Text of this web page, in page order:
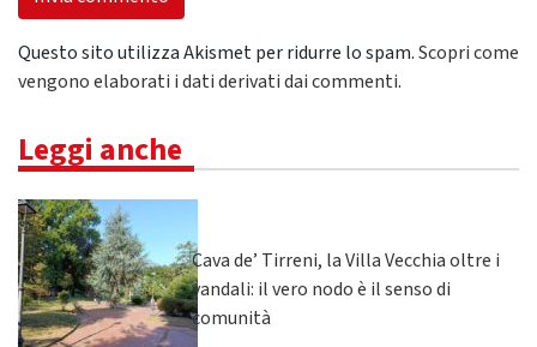
Questo sito utilizza Akismet per ridurre lo spam.Scopri come
vengono elaborati i dati derivati dai commenti.
Leggi anche
Cava de’ Tirreni, la Villa Vecchia oltre i
vandali: il vero nodo è il senso di
comunità